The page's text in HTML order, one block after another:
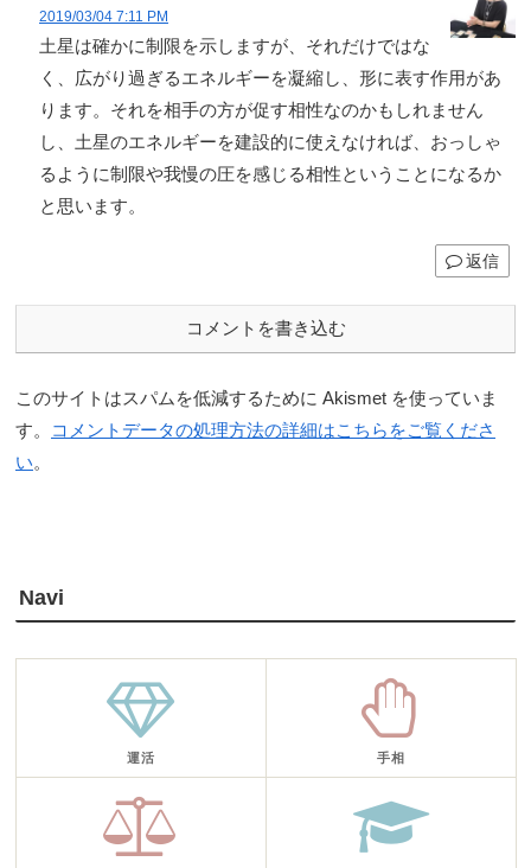
2019/03/04 7:11 PM
土星は確かに制限を示しますが、それだけではな
く、広がり過ぎるエネルギーを凝縮し、形に表す作用があ
ります。それを相手の方が促す相性なのかもしれません
し、土星のエネルギーを建設的に使えなければ、おっしゃ
るように制限や我慢の圧を感じる相性ということになるか
と思います。
返信
コメントを書き込む
このサイトはスパムを低減するために Akismet を使っていま
す。
コメントデータの処理方法の詳細はこちらをご覧くださ
い。
Navi
運活 手相